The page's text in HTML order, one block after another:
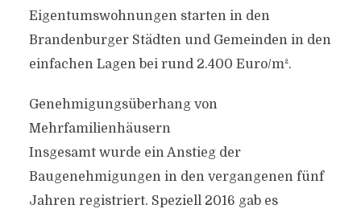
Eigentumswohnungen starten in den
Brandenburger Städten und Gemeinden in den
einfachen Lagen bei rund 2.400 Euro/m².
Genehmigungsüberhang von
Mehrfamilienhäusern
Insgesamt wurde ein Anstieg der
Baugenehmigungen in den vergangenen fünf
Jahren registriert. Speziell 2016 gab es